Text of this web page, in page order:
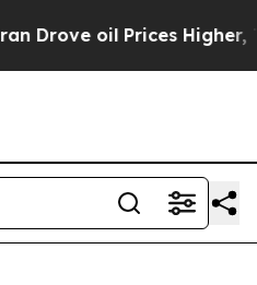
oil Prices Higher,